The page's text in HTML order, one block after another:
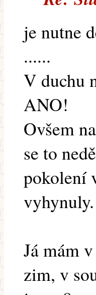
je nutne
......
V duchu
ANO!
Ovšem
se to
pokolení
Já mám
zim, v